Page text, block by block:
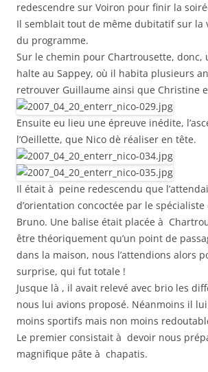
redescendre sur Voiron pour finir la
Il semblait tout de même dubitatif sur la
du programme.
Sur le chemin pour Chartrousette, donc,
halte au Sappey, où il habita plusieurs
retrouver Guillaume ainsi que Christine
Ensuite eu lieu une épreuve inédite,
l’Oeillette, que Nico dè réaliser en tête.
Il était à peine redescendu que
d’orientation concoctée par le
Bruno. Une balise était placée à
être théoriquement qu’un point de
dans la maison, nous l’attendions alors
surprise, qui fut totale !
Jusque là , il avait relevé avec brio les
nous lui avions proposé. Néanmoins il
moins sportifs mais non moins
Le premier consistait à devoir nous
magnifique pâte à chapatis.